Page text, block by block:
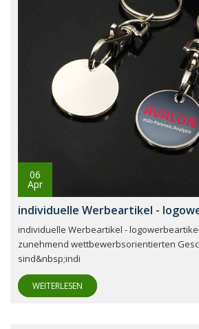
06
Apr
individuelle Werbeartikel -
individuelle Werbeartikel -
zunehmend wettbewerbsorientierten
sind&nbsp;indi
WEITERLESEN